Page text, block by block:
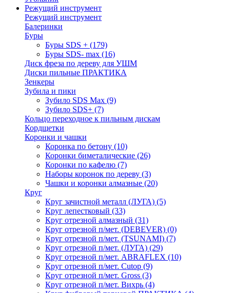
Режущий инструмент
Режущий инструмент
Балеринки
Буры
Буры SDS + (179)
Буры SDS- max (16)
Диск фреза по дереву для УШМ
Диски пильные ПРАКТИКА
Зенкеры
Зубила и пики
Зубило SDS Max (9)
Зубило SDS+ (7)
Кольцо переходное к пильным дискам
Кордщетки
Коронки и чашки
Коронка по бетону (10)
Коронки биметалические (26)
Коронки по кафелю (7)
Наборы коронок по дереву (3)
Чашки и коронки алмазные (20)
Круг
Круг зачистной металл (ЛУГА) (5)
Круг лепестковый (33)
Круг отрезной алмазный (31)
Круг отрезной п/мет. (DEBEVER) (0)
Круг отрезной п/мет. (TSUNAMI) (7)
Круг отрезной п/мет. (ЛУГА) (29)
Круг отрезной п/мет. ABRAFLEX (10)
Круг отрезной п/мет. Cutop (9)
Круг отрезной п/мет. Gross (3)
Круг отрезной п/мет. Вихрь (4)